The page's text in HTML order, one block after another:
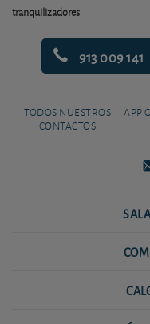
tranquilizadores
913 009 141
TODOS NUESTROS
CONTACTOS
APP